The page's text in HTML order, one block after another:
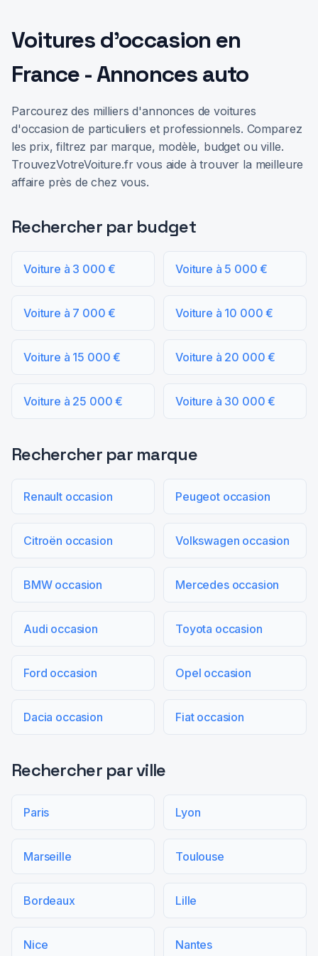
Voitures d'occasion en
France - Annonces auto
Parcourez des milliers d'annonces de voitures
d'occasion de particuliers et professionnels. Comparez
les prix, filtrez par marque, modèle, budget ou ville.
TrouvezVotreVoiture.fr vous aide à trouver la meilleure
affaire près de chez vous.
Rechercher par budget
Voiture à 3 000 € Voiture à 5 000 €
Voiture à 7 000 € Voiture à 10 000 €
Voiture à 15 000 € Voiture à 20 000 €
Voiture à 25 000 € Voiture à 30 000 €
Rechercher par marque
Renault occasion Peugeot occasion
Citroën occasion Volkswagen occasion
BMW occasion Mercedes occasion
Audi occasion Toyota occasion
Ford occasion Opel occasion
Dacia occasion Fiat occasion
Rechercher par ville
Paris Lyon
Marseille Toulouse
Bordeaux Lille
Nice Nantes